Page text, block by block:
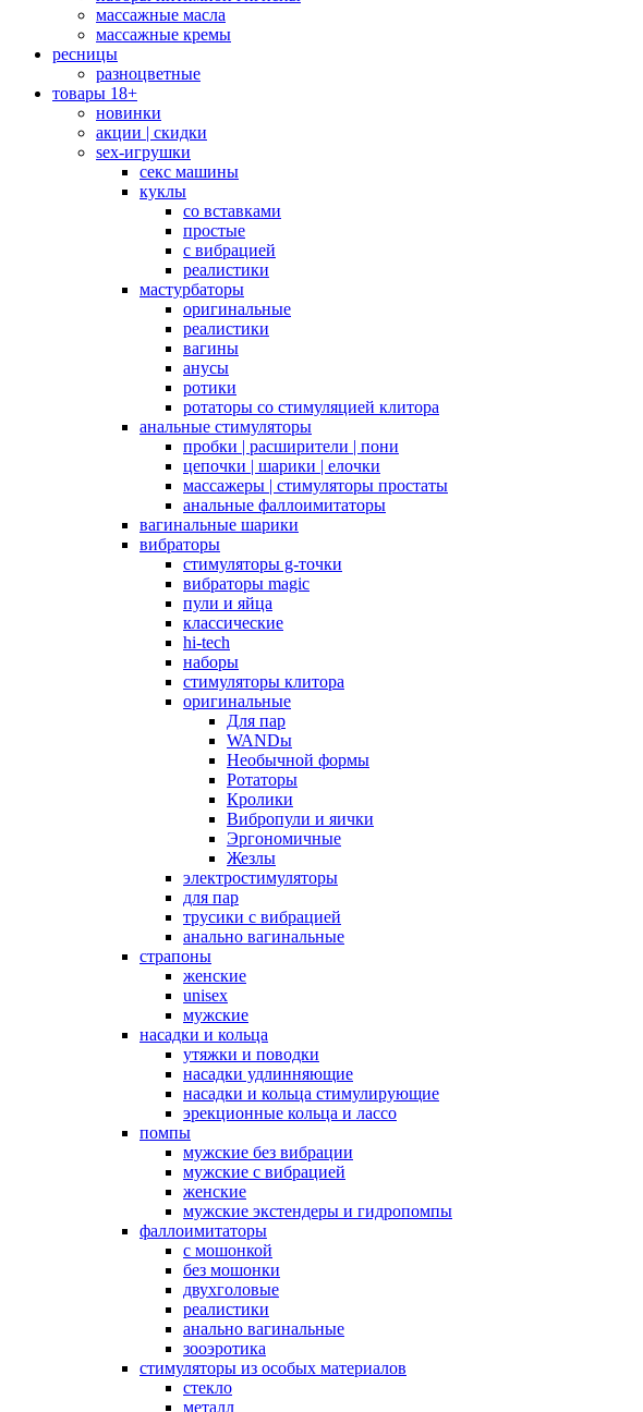
массажные масла
массажные кремы
ресницы
разноцветные
товары 18+
новинки
акции | скидки
sex-игрушки
секс машины
куклы
со вставками
простые
с вибрацией
реалистики
мастурбаторы
оригинальные
реалистики
вагины
анусы
ротики
ротаторы со стимуляцией клитора
анальные стимуляторы
пробки | расширители | пони
цепочки | шарики | елочки
массажеры | стимуляторы простаты
анальные фаллоимитаторы
вагинальные шарики
вибраторы
стимуляторы g-точки
вибраторы magic
пули и яйца
классические
hi-tech
наборы
стимуляторы клитора
оригинальные
Для пар
WANDы
Необычной формы
Ротаторы
Кролики
Вибропули и яички
Эргономичные
Жезлы
электростимуляторы
для пар
трусики с вибрацией
анально вагинальные
страпоны
женские
unisex
мужские
насадки и кольца
утяжки и поводки
насадки удлинняющие
насадки и кольца стимулирующие
эрекционные кольца и лассо
помпы
мужские без вибрации
мужские с вибрацией
женские
мужские экстендеры и гидропомпы
фаллоимитаторы
с мошонкой
без мошонки
двухголовые
реалистики
анально вагинальные
зооэротика
стимуляторы из особых материалов
стекло
металл